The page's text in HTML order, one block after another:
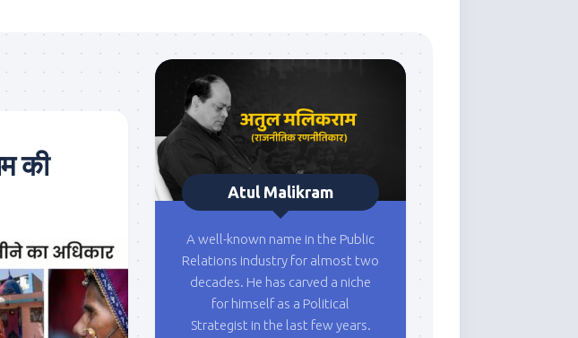
की
Atul Malikram
A well-known name in the Public
Relations industry for almost two
decades. He has carved a niche
for himself as a Political
Strategist in the last few years.